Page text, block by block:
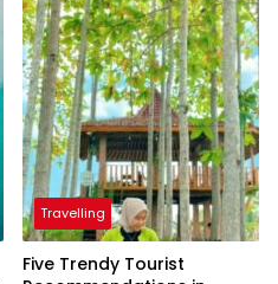
Travelling
Five Trendy Tourist